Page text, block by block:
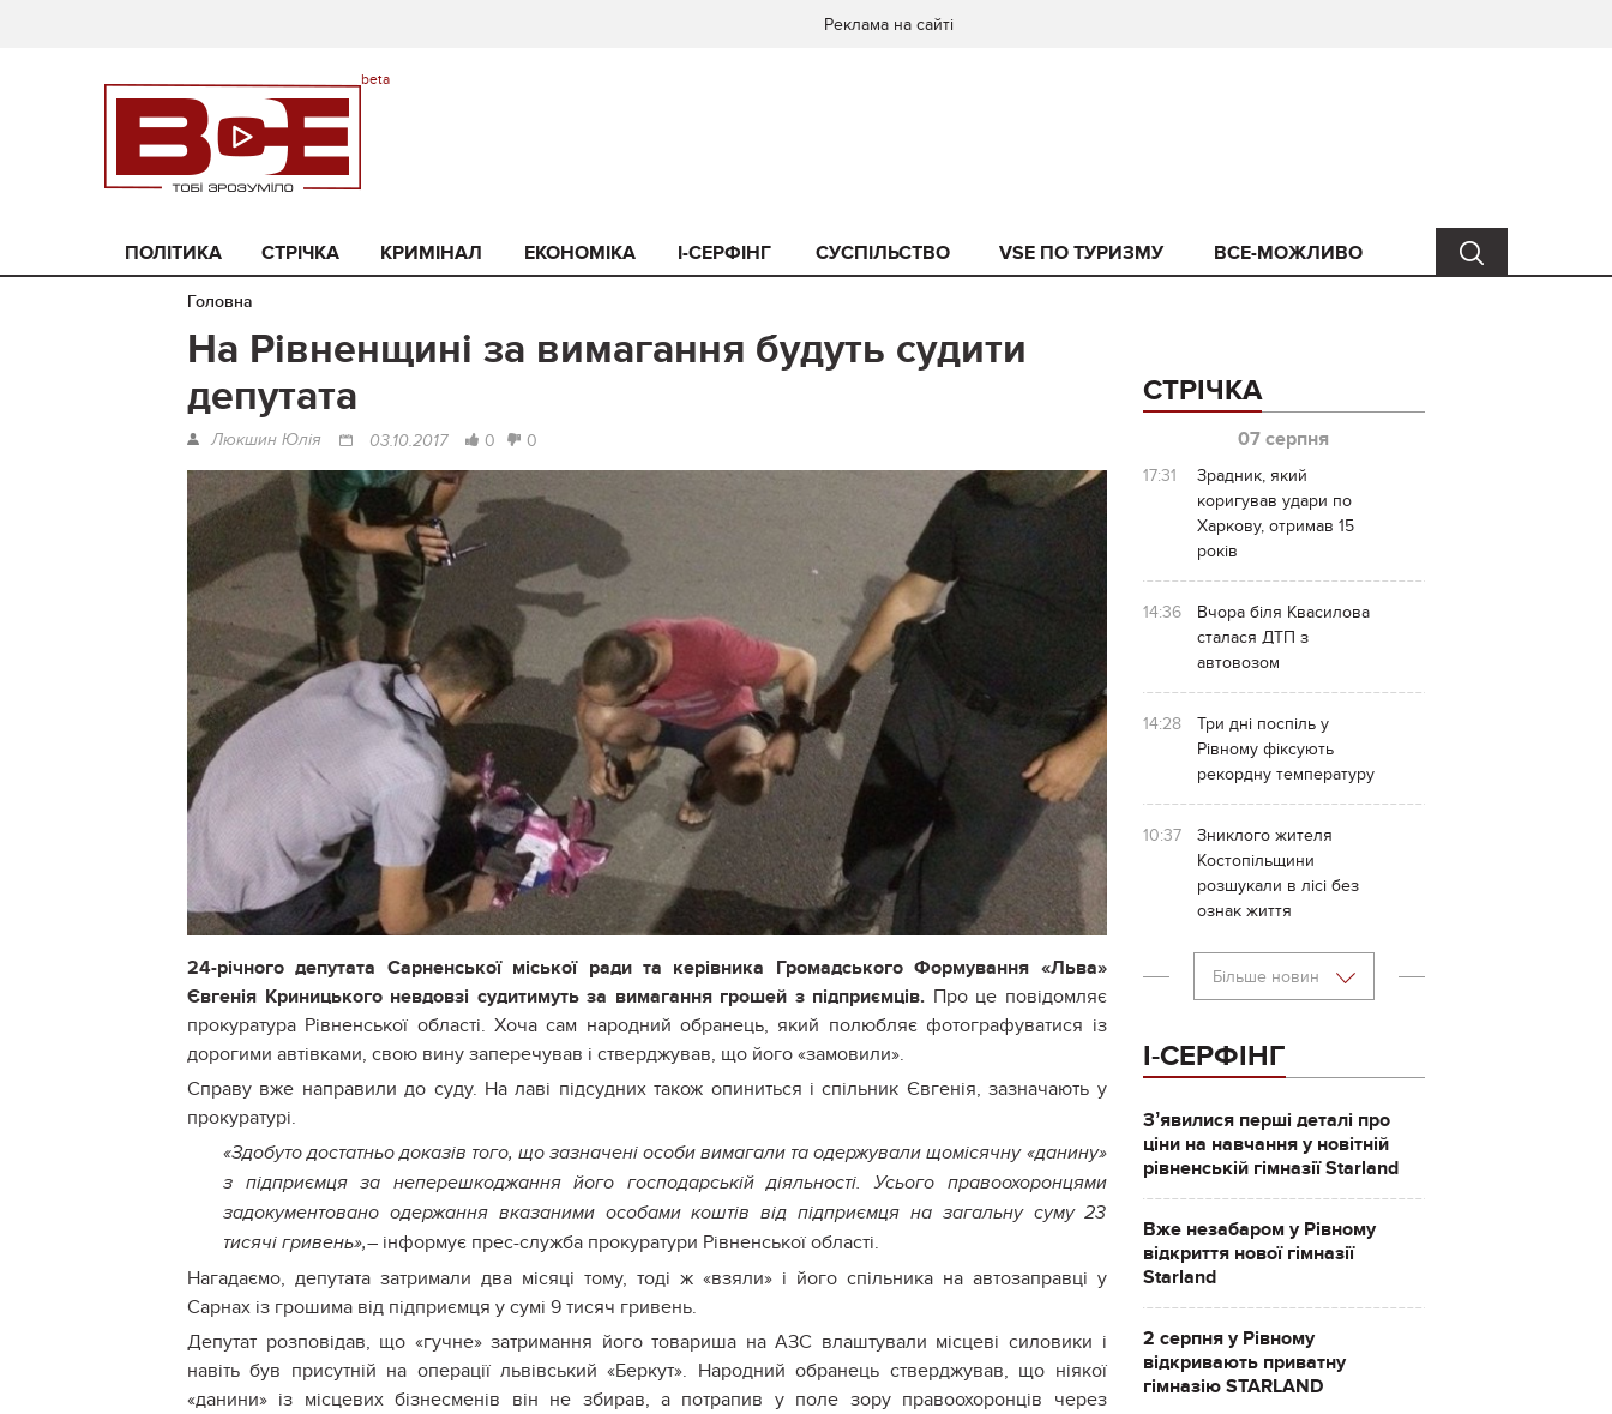
Реклама на сайті
ПОЛІТИКА СТРІЧКА КРИМІНАЛ ЕКОНОМІКА I-СЕРФІНГ СУСПІЛЬСТВО VSE ПО ТУРИЗМУ ВСЕ-МОЖЛИВО
Головна
На Рівненщині за вимагання будуть судити
депутата
Люкшин Юлія 03.10.2017 0 0
24-річного депутата Сарненської міської ради та керівника Громадського Формування «Льва»
Євгенія Криницького невдовзі судитимуть за вимагання грошей з підприємців. Про це повідомляє
прокуратура Рівненської області. Хоча сам народний обранець, який полюбляє фотографуватися із
дорогими автівками, свою вину заперечував і стверджував, що його «замовили».
Справу вже направили до суду. На лаві підсудних також опиниться і спільник Євгенія, зазначають у
прокуратурі.
«Здобуто достатньо доказів того, що зазначені особи вимагали та одержували щомісячну «данину»
з підприємця за неперешкоджання його господарській діяльності. Усього правоохоронцями
задокументовано одержання вказаними особами коштів від підприємця на загальну суму 23
тисячі гривень»,– інформує прес-служба прокуратури Рівненської області.
Нагадаємо, депутата затримали два місяці тому, тоді ж «взяли» і його спільника на автозаправці у
Сарнах із грошима від підприємця у сумі 9 тисяч гривень.
Депутат розповідав, що «гучне» затримання його товариша на АЗС влаштували місцеві силовики і
навіть був присутній на операції львівський «Беркут». Народний обранець стверджував, що ніякої
«данини» із місцевих бізнесменів він не збирав, а потрапив у поле зору правоохоронців через
СТРІЧКА
07 серпня
17:31
Зрадник, який
коригував удари по
Харкову, отримав 15
років
14:36
Вчора біля Квасилова
сталася ДТП з
автовозом
14:28
Три дні поспіль у
Рівному фіксують
рекордну температуру
10:37
Зниклого жителя
Костопільщини
розшукали в лісі без
ознак життя
Більше новин
І-СЕРФІНГ
Зʼявилися перші деталі про
ціни на навчання у новітній
рівненській гімназії Starland
Вже незабаром у Рівному
відкриття нової гімназії
Starland
2 серпня у Рівному
відкривають приватну
гімназію STARLAND